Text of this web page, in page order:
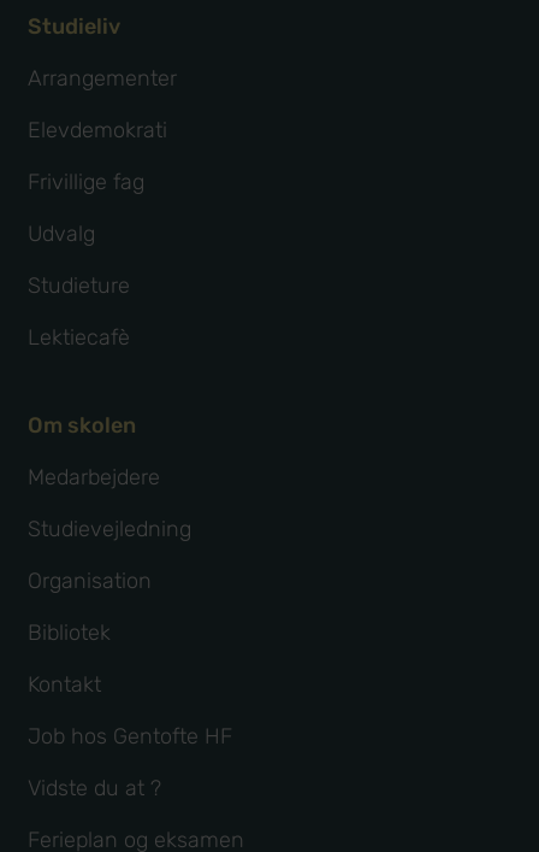
Studieliv
Arrangementer
Elevdemokrati
Frivillige fag
Udvalg
Studieture
Lektiecafè
Om skolen
Medarbejdere
Studievejledning
Organisation
Bibliotek
Kontakt
Job hos Gentofte HF
Vidste du at ?
Ferieplan og eksamen